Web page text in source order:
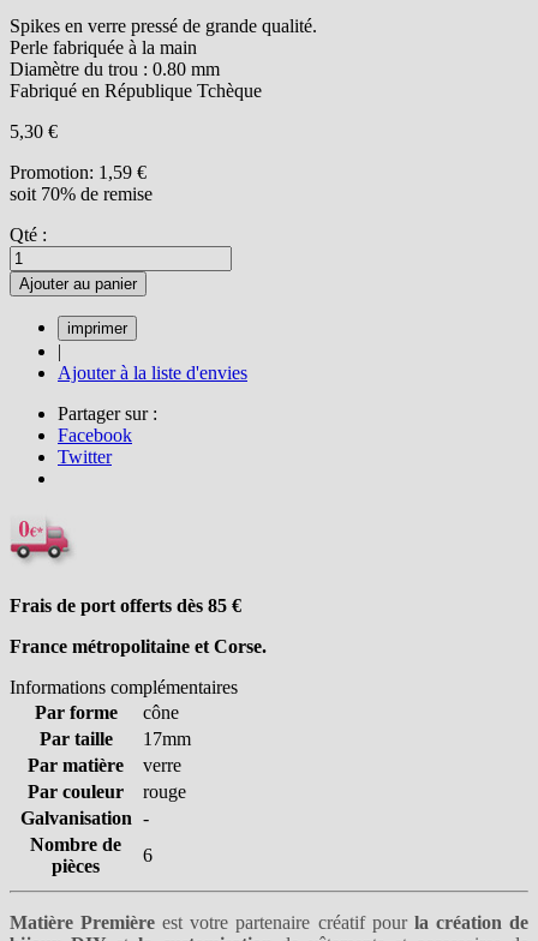
Spikes en verre pressé de grande qualité.
Perle fabriquée à la main
Diamètre du trou : 0.80 mm
Fabriqué en République Tchèque
5,30 €
Promotion: 1,59 €
soit 70% de remise
Qté :
Ajouter au panier
|
Ajouter à la liste d'envies
Partager sur :
Facebook
Twitter
Frais de port offerts dès 85 €
France métropolitaine et Corse.
Informations complémentaires
Par forme
cône
Par taille
17mm
Par matière
verre
Par couleur
rouge
Galvanisation -
Nombre de
pièces
6
Matière Première est votre partenaire créatif pourla création de